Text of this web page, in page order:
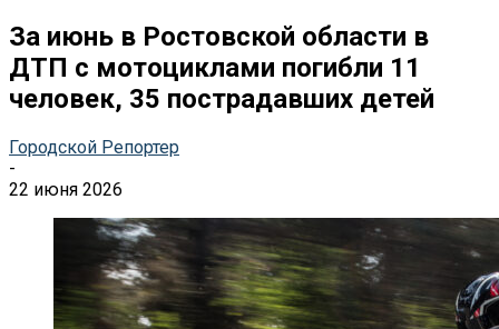
За июнь в Ростовской области в
ДТП с мотоциклами погибли 11
человек, 35 пострадавших детей
Городской Репортер
-
22 июня 2026